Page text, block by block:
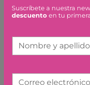
Suscríbete a nuestra
descuento en tu
Nombre y
Correo electrónico